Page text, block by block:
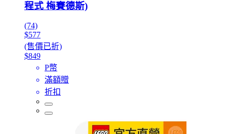
程式 梅賽德斯)
(74)
$577
(售價已折)
$849
P幣
滿額贈
折扣